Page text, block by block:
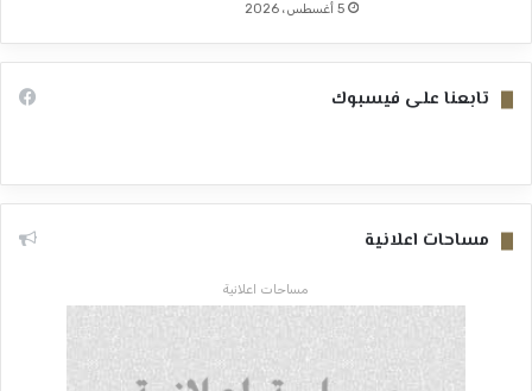
5 أغسطس، 2026
تابعنا على فيسبوك
مساحات اعلانية
مساحات اعلانية